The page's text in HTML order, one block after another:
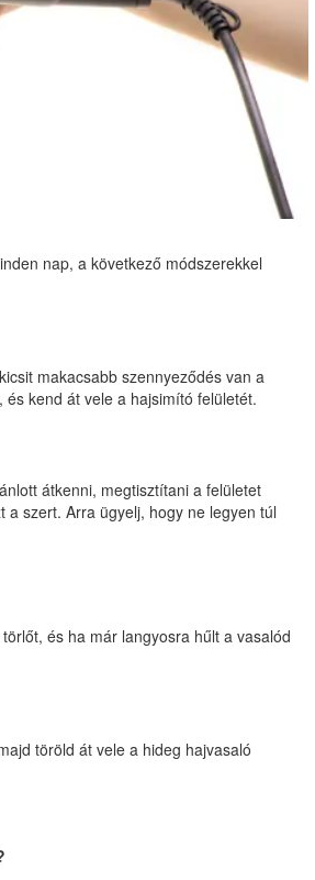
nap, a következő módszerekkel
makacsabb szennyeződés van a
kend át vele a hajsimító felületét.
átkenni, megtisztítani a felületet
szert. Arra ügyelj, hogy ne legyen túl
és ha már langyosra hűlt a vasalód
töröld át vele a hideg hajvasaló